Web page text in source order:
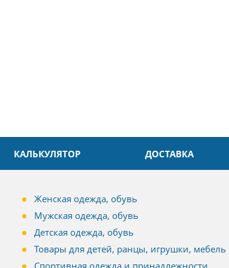
КАЛЬКУЛЯТОР ДОСТАВКА
Женская одежда, обувь
Мужская одежда, обувь
Детская одежда, обувь
Товары для детей, ранцы, игрушки, мебель
Спортивная одежда и принадлежности